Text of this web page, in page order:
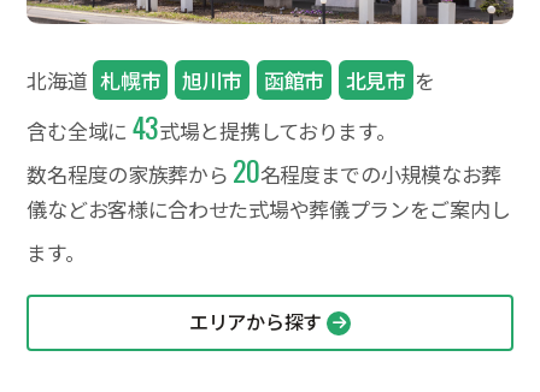
北海道 札幌市 旭川市 函館市 北見市 を
含む全域に 43式場と提携しております。
数名程度の家族葬から 20名程度までの小規模なお葬
儀などお客様に合わせた式場や葬儀プランをご案内し
ます。
エリアから探す